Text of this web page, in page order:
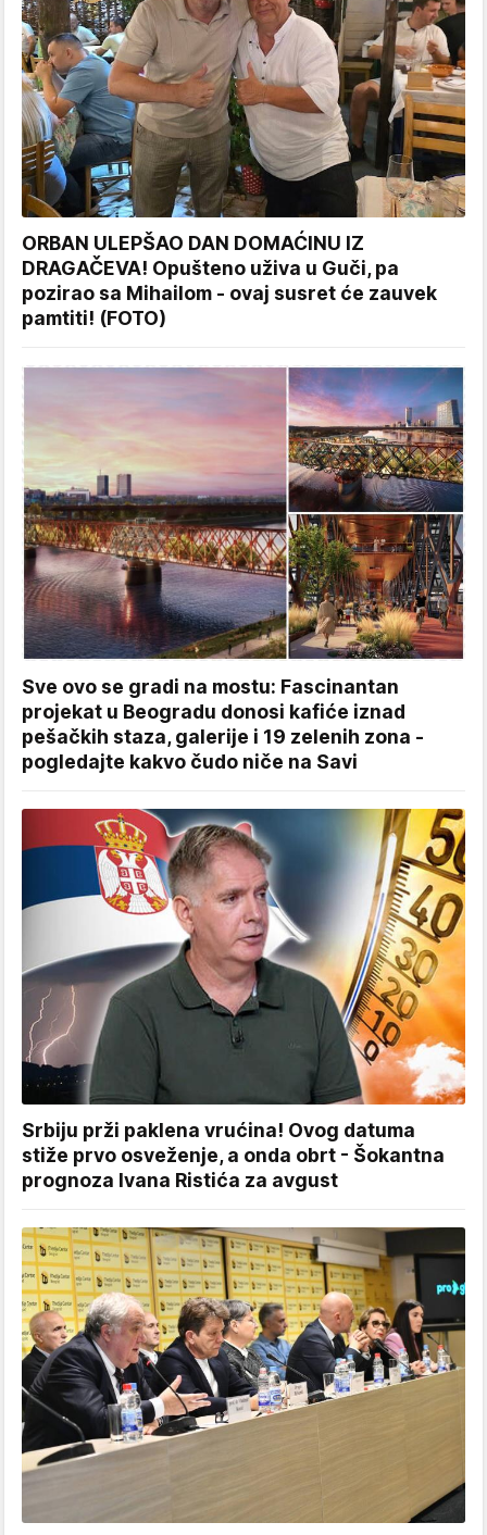
ORBAN ULEPŠAO DAN DOMAĆINU IZ
DRAGAČEVA! Opušteno uživa u Guči, pa
pozirao sa Mihailom - ovaj susret će zauvek
pamtiti! (FOTO)
Sve ovo se gradi na mostu: Fascinantan
projekat u Beogradu donosi kafiće iznad
pešačkih staza, galerije i 19 zelenih zona -
pogledajte kakvo čudo niče na Savi
Srbiju prži paklena vrućina! Ovog datuma
stiže prvo osveženje, a onda obrt - Šokantna
prognoza Ivana Ristića za avgust